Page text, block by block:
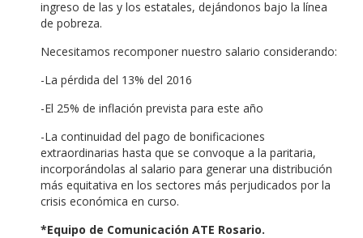
ingreso de las y los estatales, dejándonos bajo la línea
de pobreza.
Necesitamos recomponer nuestro salario considerando:
-La pérdida del 13% del 2016
-El 25% de inflación prevista para este año
-La continuidad del pago de bonificaciones
extraordinarias hasta que se convoque a la paritaria,
incorporándolas al salario para generar una distribución
más equitativa en los sectores más perjudicados por la
crisis económica en curso.
*Equipo de Comunicación ATE Rosario.